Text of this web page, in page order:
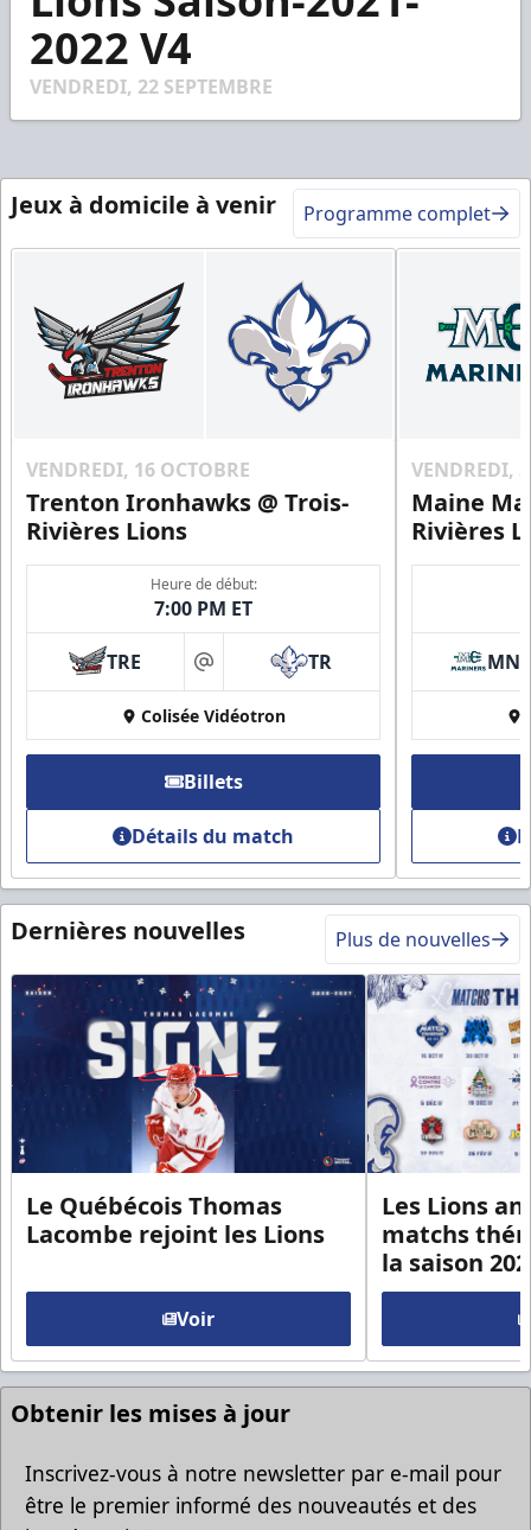
minutes,
seconds
2022 V4
VENDREDI, 22 SEPTEMBRE
Jeux à domicile à venir Programme complet
VENDREDI, 16 OCTOBRE
Trenton Ironhawks @ Trois-
Rivières Lions
Heure de début:
7:00 PM ET
TRE at TR
Colisée Vidéotron
Billets
Détails du match
VENDREDI,
Maine
Rivières
MNE
Dernières nouvelles Plus de nouvelles
Le Québécois Thomas
Lacombe rejoint les Lions
Voir
Les Lions
matchs
la saison
Obtenir les mises à jour
Inscrivez-vous à notre newsletter par e-mail pour
être le premier informé des nouveautés et des